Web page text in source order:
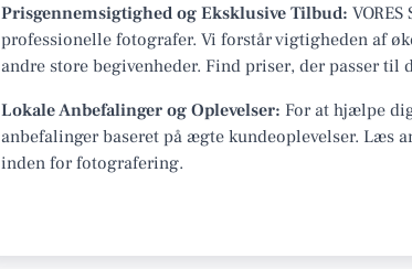
Prisgennemsigtighed og Eksklusive Tilbud:
professionelle fotografer. Vi forstår vigtigheden af
andre store begivenheder. Find priser, der passer
Lokale Anbefalinger og Oplevelser: For at hjælpe
anbefalinger baseret på ægte kundeoplevelser. Læs
inden for fotografering.